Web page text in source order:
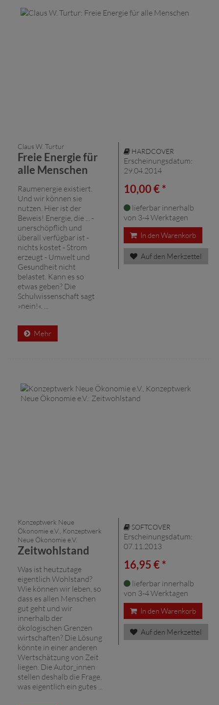
Claus W. Turtur
Freie Energie für
alle Menschen
Raumenergie existiert.
Und wir können sie
nutzen. Hier ist der
Beweis! Energie, die ... -
unerschöpflich und
überall verfügbar ist -
nichts kostet - Strom
erzeugt - Umwelt und
Gesundheit nicht
belastet. Kann es so
etwas geben? Die
Schulwissenschaft sagt
»nein!«. ...
Mehr
HARDCOVER
Erscheinungsdatum:
29.04.2014
10,00 € *
lieferbar innerhalb
von 3-4 Werktagen
In den Warenkorb
Auf den Merkzettel
Konzeptwerk Neue
Ökonomie e.V., Konzeptwerk
Neue Ökonomie e.V.
Zeitwohlstand
Was ist heutzutage
eigentlich Wohlstand?
Wie können wir leben, so
dass es allen Menschen
gut geht und wir
innerhalb der
ökologischen Grenzen
wirtschaften? Die Lösung
könnte in einer anderen
Wertschätzung von Zeit
liegen. Die Autor_innen
stellen deshalb die Frage,
was eigentlich ein gutes ...
SOFTCOVER
Erscheinungsdatum:
07.11.2013
16,95 € *
lieferbar innerhalb
von 3-4 Werktagen
In den Warenkorb
Auf den Merkzettel